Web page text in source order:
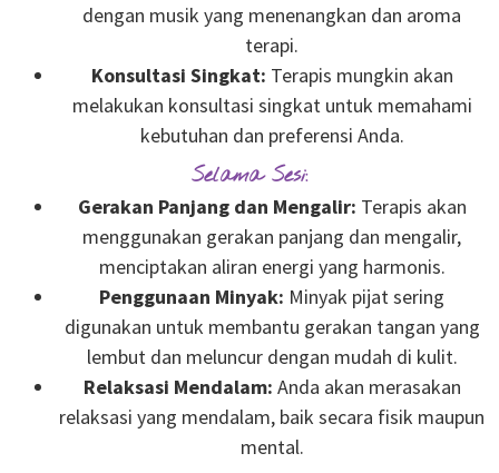
dengan musik yang menenangkan dan aroma
terapi.
Konsultasi Singkat: Terapis mungkin akan
melakukan konsultasi singkat untuk memahami
kebutuhan dan preferensi Anda.
Selama Sesi:
Gerakan Panjang dan Mengalir: Terapis akan
menggunakan gerakan panjang dan mengalir,
menciptakan aliran energi yang harmonis.
Penggunaan Minyak: Minyak pijat sering
digunakan untuk membantu gerakan tangan yang
lembut dan meluncur dengan mudah di kulit.
Relaksasi Mendalam: Anda akan merasakan
relaksasi yang mendalam, baik secara fisik maupun
mental.